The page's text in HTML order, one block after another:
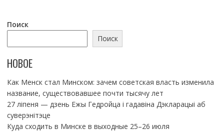
Поиск
Поиск
НОВОЕ
Как Менск стал Минском: зачем советская власть изменила
название, существовавшее почти тысячу лет
27 ліпеня — дзень Ежы Гедройца і гадавіна Дэкларацыі аб
суверэнітэце
Куда сходить в Минске в выходные 25–26 июля